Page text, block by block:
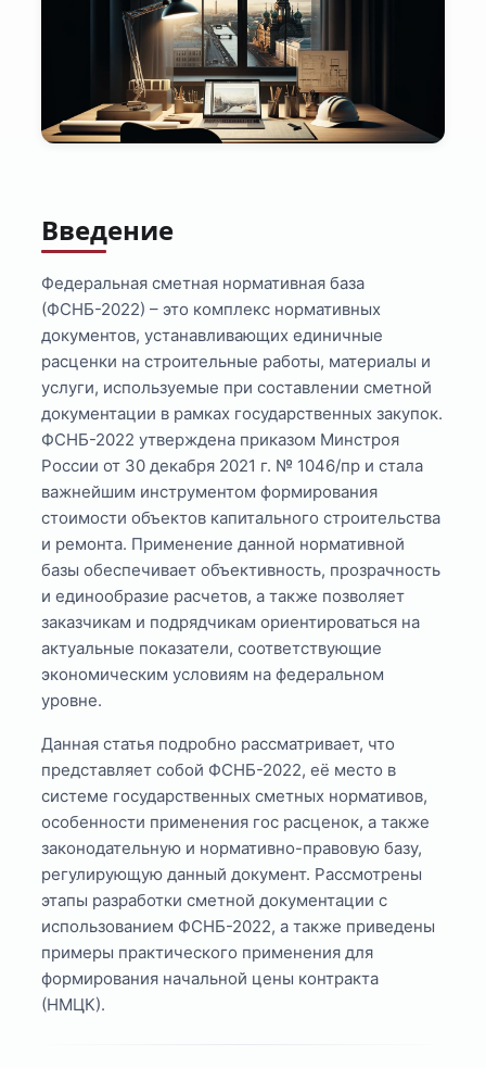
Введение
Федеральная сметная нормативная база
(ФСНБ-2022) – это комплекс нормативных
документов, устанавливающих единичные
расценки на строительные работы, материалы и
услуги, используемые при составлении сметной
документации в рамках государственных закупок.
ФСНБ-2022 утверждена приказом Минстроя
России от 30 декабря 2021 г. № 1046/пр и стала
важнейшим инструментом формирования
стоимости объектов капитального строительства
и ремонта. Применение данной нормативной
базы обеспечивает объективность, прозрачность
и единообразие расчетов, а также позволяет
заказчикам и подрядчикам ориентироваться на
актуальные показатели, соответствующие
экономическим условиям на федеральном
уровне.
Данная статья подробно рассматривает, что
представляет собой ФСНБ-2022, её место в
системе государственных сметных нормативов,
особенности применения гос расценок, а также
законодательную и нормативно-правовую базу,
регулирующую данный документ. Рассмотрены
этапы разработки сметной документации с
использованием ФСНБ-2022, а также приведены
примеры практического применения для
формирования начальной цены контракта
(НМЦК).